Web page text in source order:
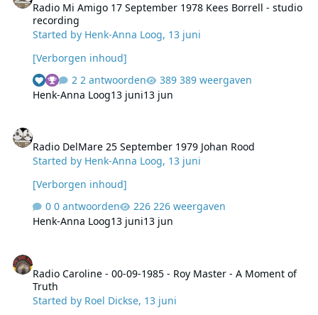
Radio Mi Amigo 17 September 1978 Kees Borrell - studio
recording
Started by Henk-Anna Loog, 13 juni
[Verborgen inhoud]
2 antwoorden
389 weergaven
Henk-Anna Loog13 juni13 jun
Radio DelMare 25 September 1979 Johan Rood
Started by Henk-Anna Loog, 13 juni
[Verborgen inhoud]
0 antwoorden
226 weergaven
Henk-Anna Loog13 juni13 jun
Radio Caroline - 00-09-1985 - Roy Master - A Moment of
Truth
Started by Roel Dickse, 13 juni